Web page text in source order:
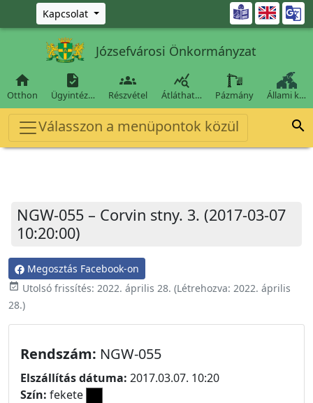
Ugrás a fő tartalomra
Kapcsolat 
Józsefvárosi Önkormányzat

Otthon

Ügyintéz…

Részvétel

Átláthat… Pázmány Állami k…
Válasszon a menüpontok közül 
NGW-055 – Corvin stny. 3. (2017-03-07
10:20:00)
Megosztás Facebook-on
event_available Utolsó frissítés: 2022. április 28. (Létrehozva: 2022. április
28.)
Rendszám: NGW-055
Elszállítás dátuma: 2017.03.07. 10:20
Szín: fekete